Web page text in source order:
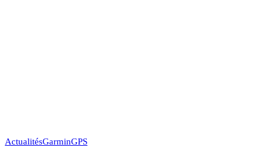
ActualitésGarminGPS